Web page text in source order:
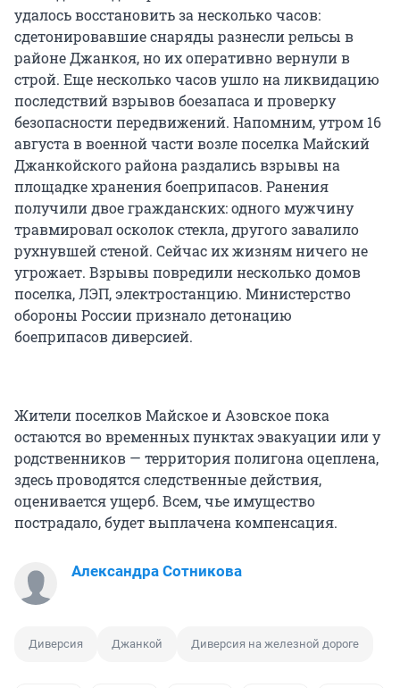
удалось восстановить за несколько часов:
сдетонировавшие снаряды разнесли рельсы в
районе Джанкоя, но их оперативно вернули в
строй. Еще несколько часов ушло на ликвидацию
последствий взрывов боезапаса и проверку
безопасности передвижений. Напомним, утром 16
августа в военной части возле поселка Майский
Джанкойского района раздались взрывы на
площадке хранения боеприпасов. Ранения
получили двое гражданских: одного мужчину
травмировал осколок стекла, другого завалило
рухнувшей стеной. Сейчас их жизням ничего не
угрожает. Взрывы повредили несколько домов
поселка, ЛЭП, электростанцию. Министерство
обороны России признало детонацию
боеприпасов диверсией.
Жители поселков Майское и Азовское пока
остаются во временных пунктах эвакуации или у
родственников — территория полигона оцеплена,
здесь проводятся следственные действия,
оценивается ущерб. Всем, чье имущество
пострадало, будет выплачена компенсация.
Александра Сотникова
Диверсия Джанкой Диверсия на железной дороге